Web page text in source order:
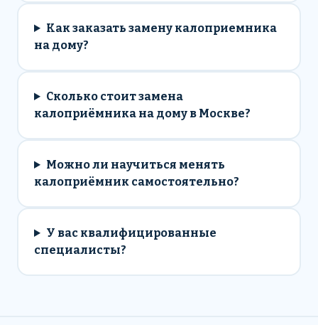
Как заказать замену калоприемника
на дому?
Сколько стоит замена
калоприёмника на дому в Москве?
Можно ли научиться менять
калоприёмник самостоятельно?
У вас квалифицированные
специалисты?